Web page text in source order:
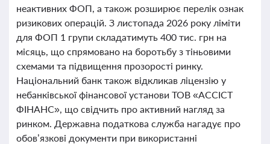
неактивних ФОП, а також розширює перелік ознак
ризикових операцій. З листопада 2026 року ліміти
для ФОП 1 групи складатимуть 400 тис. грн на
місяць, що спрямовано на боротьбу з тіньовими
схемами та підвищення прозорості ринку.
Національний банк також відкликав ліцензію у
небанківської фінансової установи ТОВ «АССІСТ
ФІНАНС», що свідчить про активний нагляд за
ринком. Державна податкова служба нагадує про
обов’язкові документи при використанні